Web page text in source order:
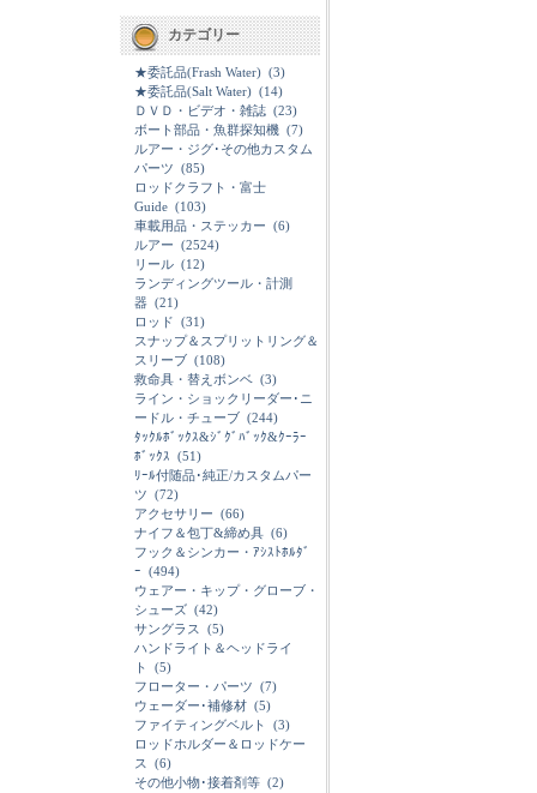
カテゴリー
★委託品(Frash Water) (3)
★委託品(Salt Water) (14)
ＤＶＤ・ビデオ・雑誌 (23)
ボート部品・魚群探知機 (7)
ルアー・ジグ･その他カスタム
パーツ (85)
ロッドクラフト・富士
Guide (103)
車載用品・ステッカー (6)
ルアー (2524)
リール (12)
ランディングツール・計測
器 (21)
ロッド (31)
スナップ＆スプリットリング＆
スリーブ (108)
救命具・替えボンベ (3)
ライン・ショックリーダー･ニ
ードル・チューブ (244)
ﾀｯｸﾙﾎﾞｯｸｽ&ｼﾞｸﾞﾊﾞｯｸ&ｸｰﾗｰ
ﾎﾞｯｸｽ (51)
ﾘｰﾙ付随品･純正/カスタムパー
ツ (72)
アクセサリー (66)
ナイフ＆包丁&締め具 (6)
フック＆シンカー・ｱｼｽﾄﾎﾙﾀﾞ
ｰ (494)
ウェアー・キップ・グローブ・
シューズ (42)
サングラス
(5)
ハンドライト＆ヘッドライ
ト
(5)
フローター・パーツ (7)
ウェーダー･補修材 (5)
ファイティングベルト
(3)
ロッドホルダー＆ロッドケー
ス
(6)
その他小物･接着剤等 (2)